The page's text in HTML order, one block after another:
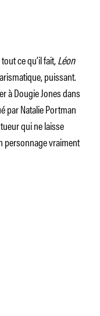
ce qu’il fait,Léon
puissant.
à Dougie Jones dans
par Natalie Portman
qui ne laisse
personnage vraiment